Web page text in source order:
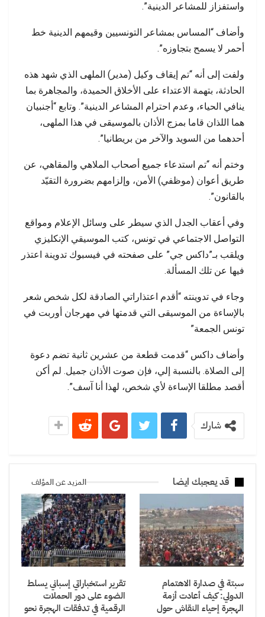
واستفزاز للمشاعر الدينية”.
وأضاف “المساس بمشاعر التونسيين وقيمهم الدينية خط
أحمر لا يسمح بتجاوزه”.
ولفت إلى أنه “تم إيقاف وكيل (مدير) الملهى الذي شهد هذه
الحادثة، بتهمة الاعتداء على الأخلاق الحميدة، والمجاهرة بما
ينافي الحياء، وعدم احترام المشاعر الدينية”. وتابع “أجنبيان
هما اللذان قاما بمزج الأذان بالموسيقى في هذا الملهى،
أحدهما من السويد والآخر من بريطانيا”.
وختم أنه “تم استدعاء جميع أصحاب الملاهي والمقاهي، عن
طريق أعوان (موظفي) الأمن، وإلزامهم بضرورة التقيّد
بالقانون”.
وفي أعقاب الجدل الذي سيطر على وسائل الإعلام ومواقع
التواصل الاجتماعي في تونس، كتب الموسيقي الإنكليزي
ويلقب بـ”داكس جي” على صفحته في فيسبوك تدوينة اعتذر
فيها عن تلك المسألة.
وجاء في تدوينته “أقدم اعتذاراتي الصادقة لكل شخص شعر
بالإساءة من الموسيقى التي قدمتها في مهرجان أوربت في
تونس الجمعة”
وأضاف داكس “قدمت قطعة من عشرين ثانية تضم دعوة
إلى الصلاة. بالنسبة إلي، فإن صوت الأذان جميل. لم أكن
أقصد مطلقا الإساءة لأي شخص، لهذا أنا آسف”.
شارك
قد يعجبك ايضا المزيد عن المؤلف
سبتة في صدارة الاهتمام
الدولي: كيف أعادت أزمة
الهجرة إحياء النقاش حول
تقرير استخباراتي إسباني يسلط
الضوء على دور الحملات
الرقمية في تدفقات الهجرة نحو